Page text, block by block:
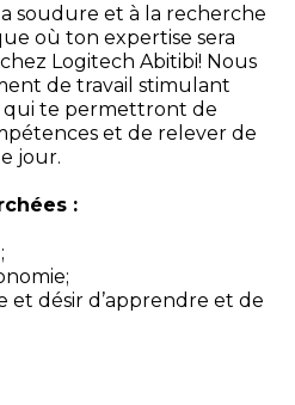
soudure et à la recherche
où ton expertise sera
Logitech Abitibi! Nous
de travail stimulant
qui te permettront de
et de relever de
jour.
:
et désir d’apprendre et de